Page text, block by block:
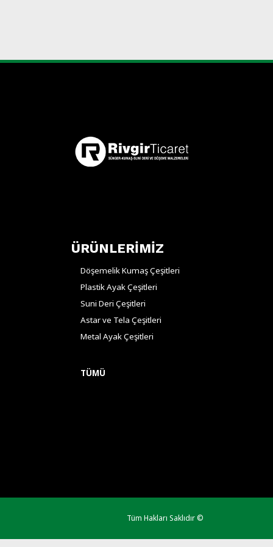
ÜRÜNLERİMİZ
Döşemelik Kumaş Çeşitleri
Plastik Ayak Çeşitleri
Suni Deri Çeşitleri
Astar ve Tela Çeşitleri
Metal Ayak Çeşitleri
TÜMÜ
Tüm Hakları Saklıdır ©